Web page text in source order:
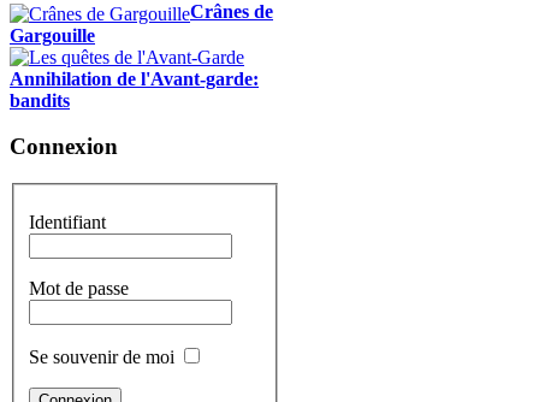
Crânes de
Gargouille
Annihilation de l'Avant-garde:
bandits
Connexion
Identifiant
Mot de passe
Se souvenir de moi